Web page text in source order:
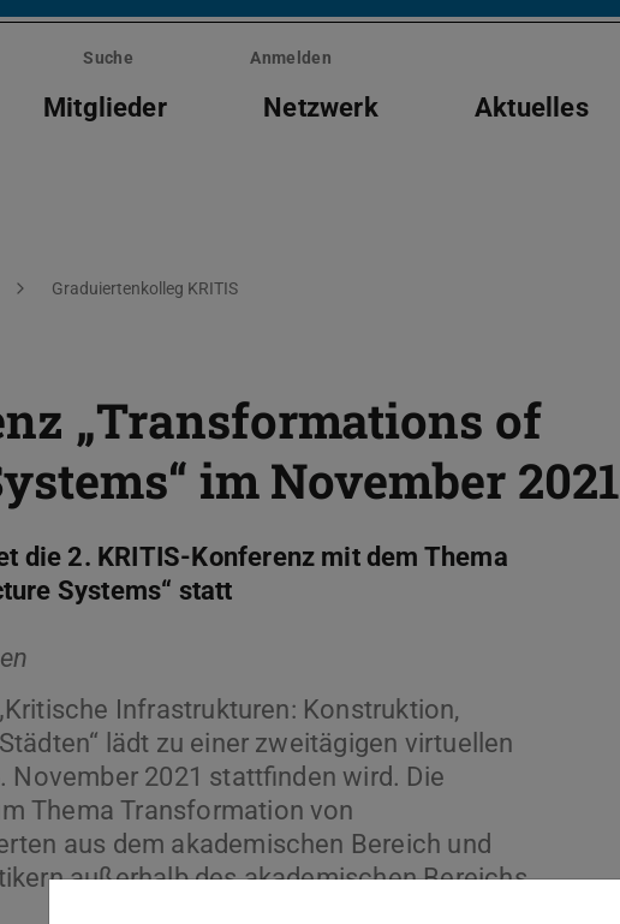
Suche Anmelden
Mitglieder Netzwerk Aktuelles
Graduiertenkolleg KRITIS
„Transformations of
im November 2021
die 2. KRITIS-Konferenz mit dem Thema
Systems“ statt
Infrastrukturen: Konstruktion,
lädt zu einer zweitägigen virtuellen
November 2021 stattfinden wird. Die
Thema Transformation von
aus dem akademischen Bereich und
außerhalb des akademischen Bereichs.